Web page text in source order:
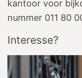
kantoor voor
nummer 011 80
Interesse?